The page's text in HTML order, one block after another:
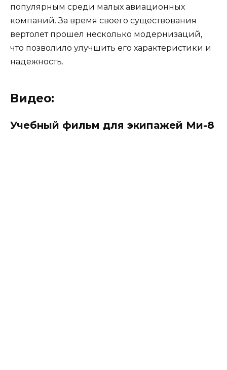
популярным среди малых авиационных
компаний. За время своего существования
вертолет прошел несколько модернизаций,
что позволило улучшить его характеристики и
надежность.
Видео:
Учебный фильм для экипажей Ми-8